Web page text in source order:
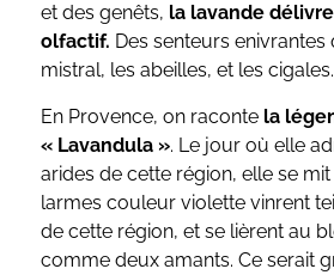
et des genêts, la lavande
olfactif. Des senteurs
mistral, les abeilles, et les cigales.
En Provence, on raconte la
« Lavandula ». Le jour où elle
arides de cette région, elle se mit
larmes couleur violette vinrent
de cette région, et se lièrent au
comme deux amants. Ce serait